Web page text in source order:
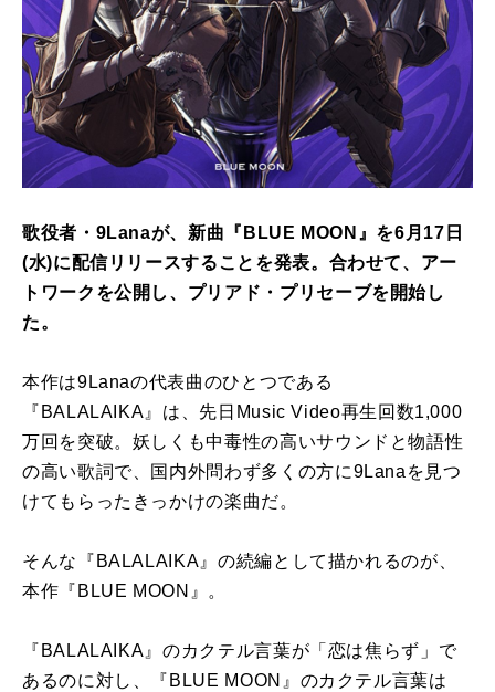
歌役者・9Lanaが、新曲『BLUE MOON』を6月17日
(水)に配信リリースすることを発表。合わせて、アー
トワークを公開し、プリアド・プリセーブを開始し
た。
本作は9Lanaの代表曲のひとつである
『BALALAIKA』は、先日Music Video再生回数1,000
万回を突破。妖しくも中毒性の高いサウンドと物語性
の高い歌詞で、国内外問わず多くの方に9Lanaを見つ
けてもらったきっかけの楽曲だ。
そんな『BALALAIKA』の続編として描かれるのが、
本作『BLUE MOON』。
『BALALAIKA』のカクテル言葉が「恋は焦らず」で
あるのに対し、『BLUE MOON』のカクテル言葉は